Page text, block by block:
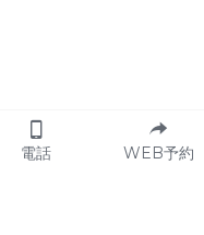
電話 WEB予約